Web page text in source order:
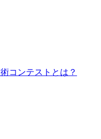
コンテストとは？